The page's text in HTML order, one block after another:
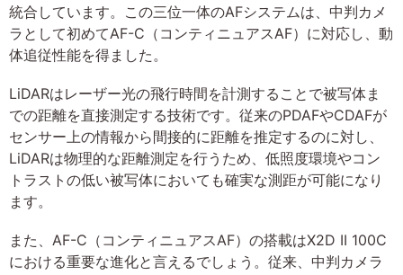
統合しています。この三位一体のAFシステムは、中判カメ
ラとして初めてAF-C（コンティニュアスAF）に対応し、動
体追従性能を得ました。
LiDARはレーザー光の飛行時間を計測することで被写体ま
での距離を直接測定する技術です。従来のPDAFやCDAFが
センサー上の情報から間接的に距離を推定するのに対し、
LiDARは物理的な距離測定を行うため、低照度環境やコン
トラストの低い被写体においても確実な測距が可能になり
ます。
また、AF-C（コンティニュアスAF）の搭載はX2D II 100C
における重要な進化と言えるでしょう。従来、中判カメラ